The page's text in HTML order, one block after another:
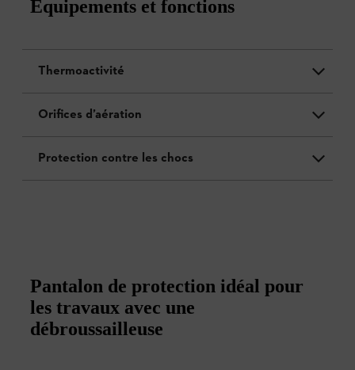
Équipements et fonctions
Thermoactivité
Orifices d’aération
Protection contre les chocs
Pantalon de protection idéal pour
les travaux avec une
débroussailleuse